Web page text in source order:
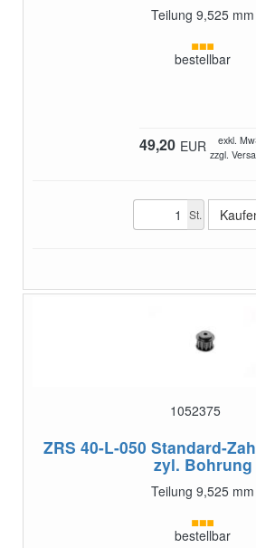
Teilung 9,525 mm
bestellbar
49,20 EUR
exkl.
zzgl.
St.
1052375
ZRS 40-L-050 Standard-
zyl. Bohrung
Teilung 9,525 mm
bestellbar